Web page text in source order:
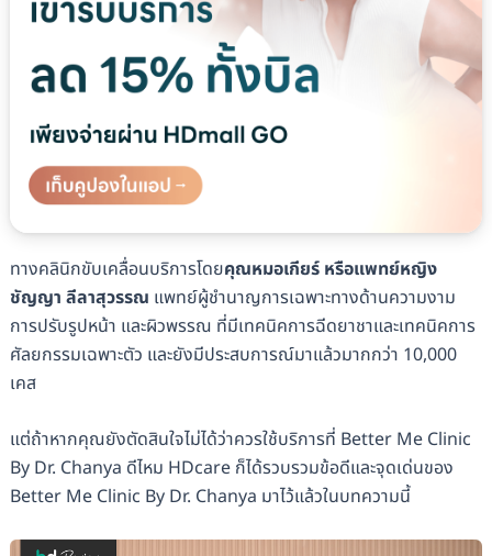
ทางคลินิกขับเคลื่อนบริการโดยคุณหมอเกียร์ หรือแพทย์หญิง
ชัญญา ลีลาสุวรรณ แพทย์ผู้ชำนาญการเฉพาะทางด้านความงาม
การปรับรูปหน้า และผิวพรรณ ที่มีเทคนิคการฉีดยาชาและเทคนิคการ
ศัลยกรรมเฉพาะตัว และยังมีประสบการณ์มาแล้วมากกว่า 10,000
เคส
แต่ถ้าหากคุณยังตัดสินใจไม่ได้ว่าควรใช้บริการที่ Better Me Clinic
By Dr. Chanya ดีไหม HDcare ก็ได้รวบรวมข้อดีและจุดเด่นของ
Better Me Clinic By Dr. Chanya มาไว้แล้วในบทความนี้